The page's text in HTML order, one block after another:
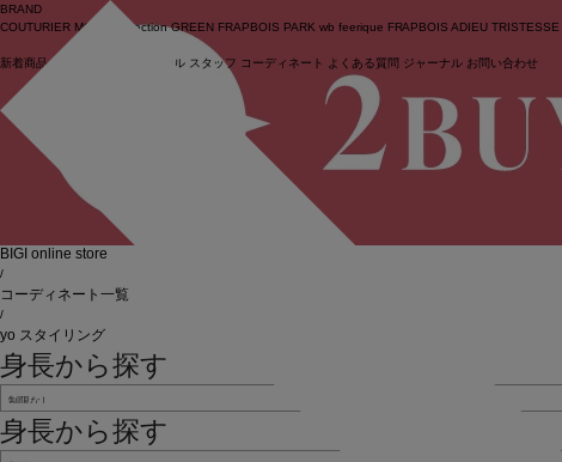
ログイン
BRAND
COUTURIER MOGA Collection GREEN FRAPBOIS PARK wb feerique FRAPBOIS ADIEU TRISTESSE
新着商品 (ライブ) セール スタッフ コーディネート よくある質問 ジャーナル お問い合わせ
BIGI online store
/
コーディネート一覧
/
yo スタイリング
身長から探す
身長から探す